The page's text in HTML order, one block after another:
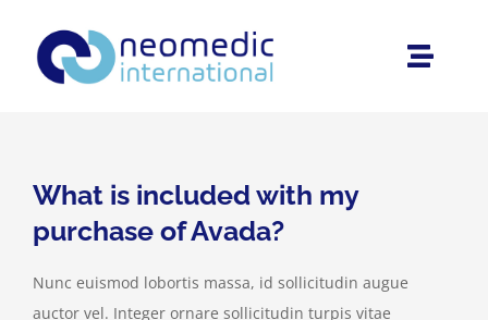
contenido
Toggle
Sobre Nosotros
What is included with my
purchase of Avada?
Nunc euismod lobortis massa, id sollicitudin augue
auctor vel. Integer ornare sollicitudin turpis vitae